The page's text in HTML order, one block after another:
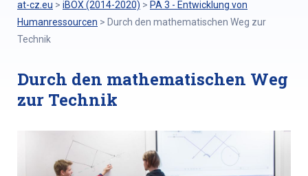
at-cz.eu > iBOX (2014-2020) > PA 3 - Entwicklung von
Humanressourcen > Durch den mathematischen Weg zur
Technik
Durch den mathematischen Weg
zur Technik